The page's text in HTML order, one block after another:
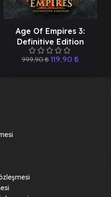
Age Of Empires 3:
Definitive Edition
999,90₺ 119,90 ₺